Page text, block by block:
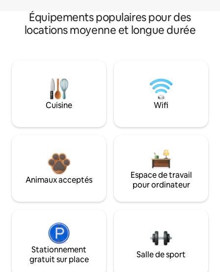
Équipements populaires pour des
locations moyenne et longue durée
Cuisine Wifi
Animaux acceptés
Espace de travail
pour ordinateur
Stationnement
gratuit sur place
Salle de sport